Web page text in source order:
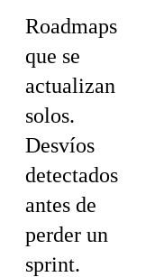
Roadmaps
que se
actualizan
solos.
Desvíos
detectados
antes de
perder un
sprint.